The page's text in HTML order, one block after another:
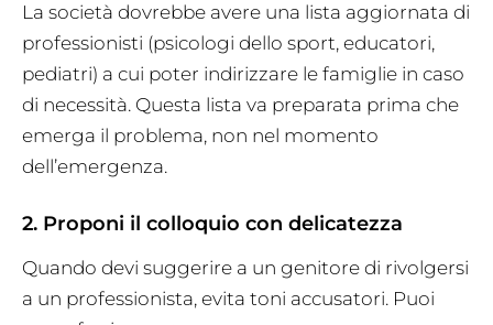
La società dovrebbe avere una lista aggiornata di
professionisti (psicologi dello sport, educatori,
pediatri) a cui poter indirizzare le famiglie in caso
di necessità. Questa lista va preparata prima che
emerga il problema, non nel momento
dell’emergenza.
2. Proponi il colloquio con delicatezza
Quando devi suggerire a un genitore di rivolgersi
a un professionista, evita toni accusatori. Puoi